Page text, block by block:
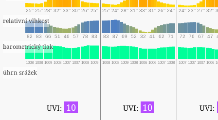
25° 25° 28° 32° 33° 30° 26° 25° 25° 24° 28° 31° 33° 31° 26° 24° 24° 23° 27° 32°
relativní vlhkost
82 83 66 51 46 57 78 83 83 87 69 52 32 41 62 71 72 76 67 47
barometrický tlak
1008 1008 1009 1008 1007 1007 1008 1009 1008 1008 1009 1008 1006 1006 1007 1008 1007 1007 1007 1006
úhrn srážek
UVI: 10 UVI: 10 UVI: